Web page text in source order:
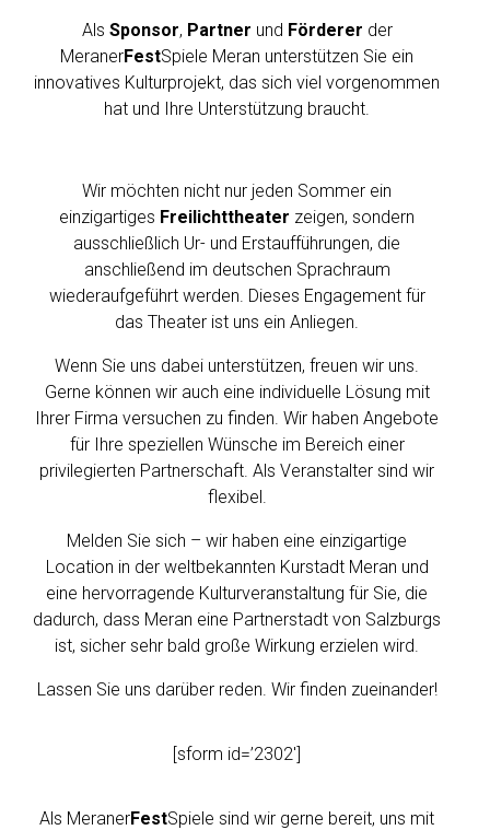
E
Als Sponsor, Partner und Förderer der
MeranerFestSpiele Meran unterstützen Sie ein
innovatives Kulturprojekt, das sich viel vorgenommen
hat und Ihre Unterstützung braucht.
Wir möchten nicht nur jeden Sommer ein
einzigartiges Freilichttheater zeigen, sondern
ausschließlich Ur- und Erstaufführungen, die
anschließend im deutschen Sprachraum
wiederaufgeführt werden. Dieses Engagement für
das Theater ist uns ein Anliegen.
Wenn Sie uns dabei unterstützen, freuen wir uns.
Gerne können wir auch eine individuelle Lösung mit
Ihrer Firma versuchen zu finden. Wir haben Angebote
für Ihre speziellen Wünsche im Bereich einer
privilegierten Partnerschaft. Als Veranstalter sind wir
flexibel.
Melden Sie sich – wir haben eine einzigartige
Location in der weltbekannten Kurstadt Meran und
eine hervorragende Kulturveranstaltung für Sie, die
dadurch, dass Meran eine Partnerstadt von Salzburgs
ist, sicher sehr bald große Wirkung erzielen wird.
Lassen Sie uns darüber reden. Wir finden zueinander!
[sform id=’2302′]
Als MeranerFestSpiele sind wir gerne bereit, uns mit